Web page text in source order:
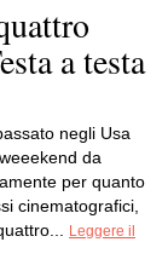
a testa
negli Usa
da
per quanto
cinematografici,
Leggere il